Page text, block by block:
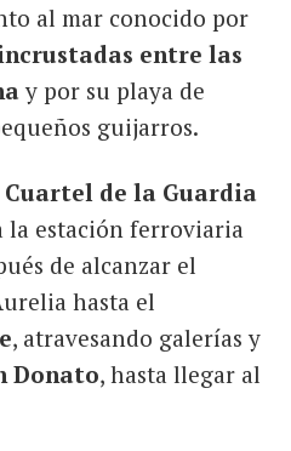
al mar conocido por
entre las
y por su playa de
guijarros.
Cuartel de la Guardia
la estación ferroviaria
de alcanzar el
hasta el
, atravesando galerías y
Donato, hasta llegar al